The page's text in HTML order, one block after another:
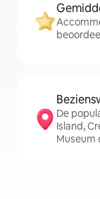
De
Island,
Museum